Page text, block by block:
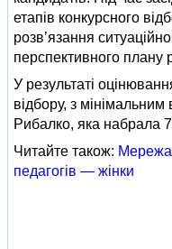
етапів конкурсного
розв’язання
перспективного плану
У результаті
відбору, з
Рибалко, яка набрала
Читайте також: Мережа
педагогів — жінки